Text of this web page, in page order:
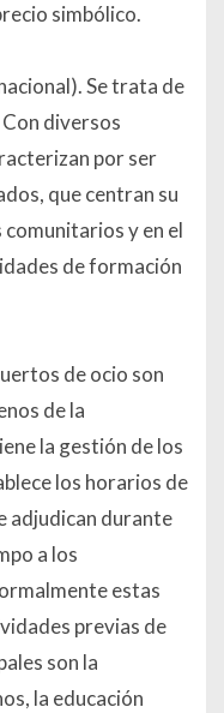
simbólico.
Se trata de
diversos
por ser
que centran su
comunitarios y en el
de formación
de ocio son
de la
la gestión de los
los horarios de
adjudican durante
a los
estas
previas de
son la
la educación